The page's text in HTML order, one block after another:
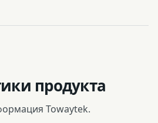
продукта
Towaytek.